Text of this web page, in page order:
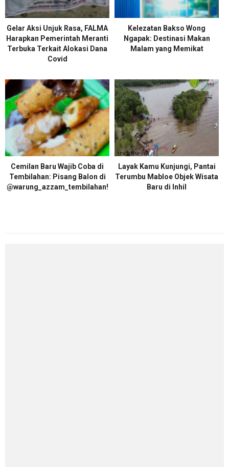
Gelar Aksi Unjuk Rasa, FALMA
Harapkan Pemerintah Meranti
Terbuka Terkait Alokasi Dana
Covid
Kelezatan Bakso Wong
Ngapak: Destinasi Makan
Malam yang Memikat
Cemilan Baru Wajib Coba di
Tembilahan: Pisang Balon di
@warung_azzam_tembilahan!
Layak Kamu Kunjungi, Pantai
Terumbu Mabloe Objek Wisata
Baru di Inhil